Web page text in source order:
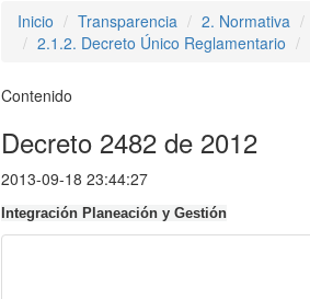
Inicio Transparencia 2. Normativa
2.1.2. Decreto Único Reglamentario
Contenido
Decreto 2482 de 2012
2013-09-18 23:44:27
Integración Planeación y Gestión